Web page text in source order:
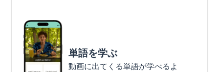
単語を学ぶ
動画に出てくる単語が学べるよ